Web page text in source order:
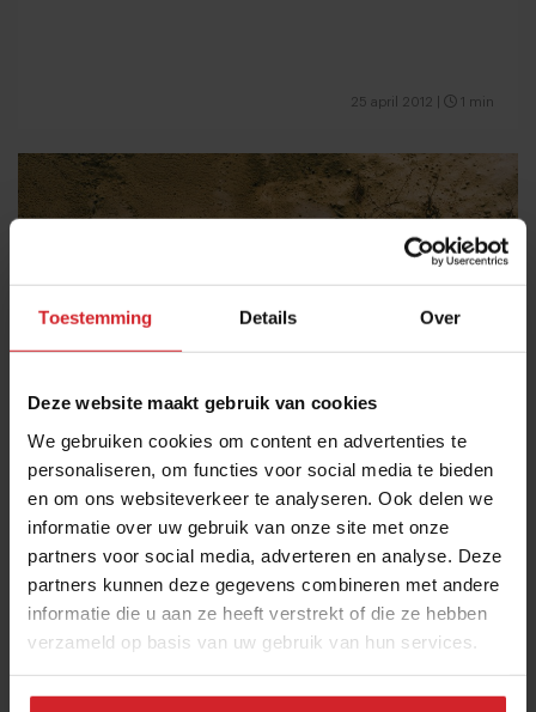
Toestemming Details Over
Deze website maakt gebruik van cookies
We gebruiken cookies om content en advertenties te
personaliseren, om functies voor social media te bieden
en om ons websiteverkeer te analyseren. Ook delen we
informatie over uw gebruik van onze site met onze
partners voor social media, adverteren en analyse. Deze
partners kunnen deze gegevens combineren met andere
informatie die u aan ze heeft verstrekt of die ze hebben
verzameld op basis van uw gebruik van hun services.
25 april 2012 1 min
Verweggistan dichtbij
24 april 2012| 1 min